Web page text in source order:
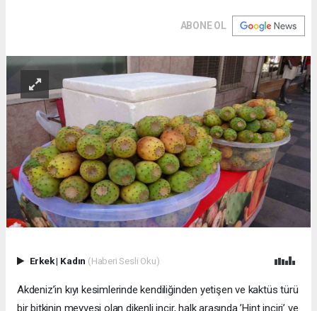
ABONE OL
Erkek| Kadın (Haberi Sesli Oku)
Akdeniz’in kıyı kesimlerinde kendiliğinden yetişen ve kaktüs türü
bir bitkinin meyvesi olan dikenli incir, halk arasında ’Hint inciri’ ve